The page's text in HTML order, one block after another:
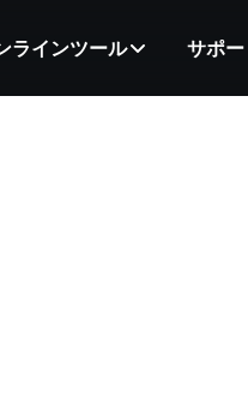
ラインツール サポー